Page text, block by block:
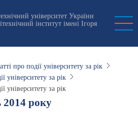
університет України
інститут імені Ігоря
про події університету за рік
університету за рік
університету за рік
2014 року